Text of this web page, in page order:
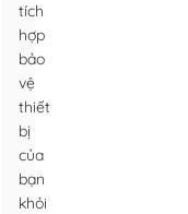
tích
hợp
bảo
vệ
thiết
bị
của
bạn
khỏi